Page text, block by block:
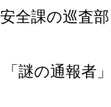
全課の巡査部
謎の通報者」